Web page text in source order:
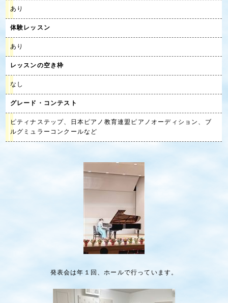
あり
体験レッスン
あり
レッスンの空き枠
なし
グレード・コンテスト
ピティナステップ、日本ピアノ教育連盟ピアノオーディション、ブ
ルグミュラーコンクールなど
発表会は年１回、ホールで行っています。